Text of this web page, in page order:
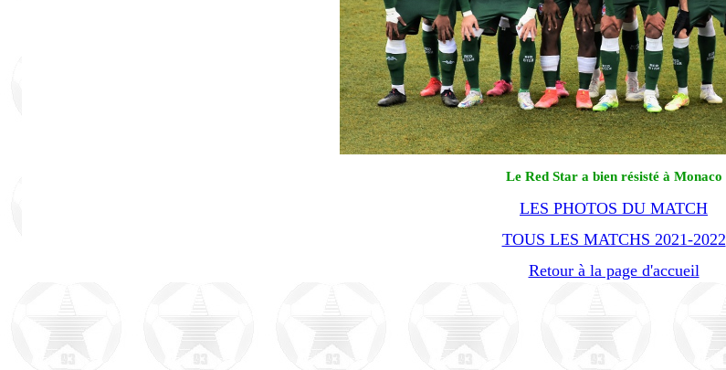
Le Red Star a bien résisté à Monaco
LES PHOTOS DU MATCH
TOUS LES MATCHS 2021-2022
Retour à la page d'accueil